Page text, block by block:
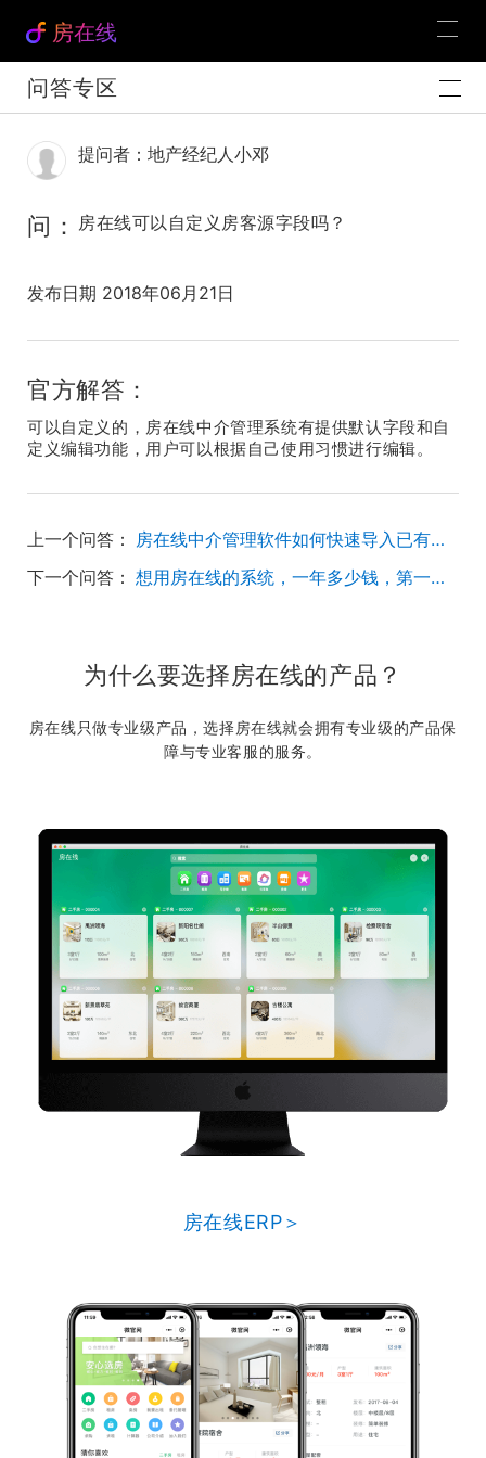
房在线
问答专区
提问者：地产经纪人小邓
问： 房在线可以自定义房客源字段吗？
发布日期 2018年06月21日
官方解答：
可以自定义的，房在线中介管理系统有提供默认字段和自
定义编辑功能，用户可以根据自己使用习惯进行编辑。
上一个问答：
房在线中介管理软件如何快速导入已有的数据？
下一个问答：
想用房在线的系统，一年多少钱，第一个怎么免费的，第二个门店用的时候有优惠吗
为什么要选择房在线的产品？
房在线只做专业级产品，选择房在线就会拥有专业级的产品保
障与专业客服的服务。
房在线ERP＞